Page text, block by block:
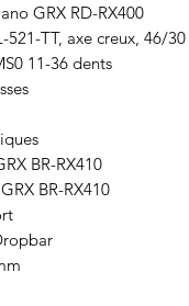
GRX RD-RX400
521-TT, axe creux, 46/
11-36 dents
BR-RX410
BR-RX410